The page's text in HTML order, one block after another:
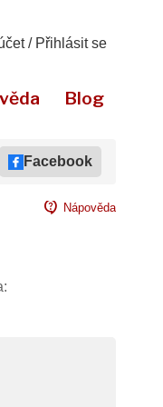
/ Přihlásit se
Blog
Facebook
contact_support Nápověda